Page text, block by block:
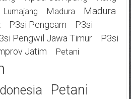
Lumajang Madura
Madura
P3si Pengcam
P3si
Pengwil Jawa Timur
P3si
Jatim Petani
Petani